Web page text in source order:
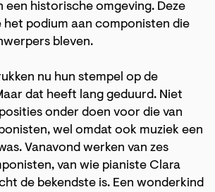
een historische omgeving. Deze
het podium aan componisten die
bleven.
nu hun stempel op de
dat heeft lang geduurd. Niet
onder doen voor die van
wel omdat ook muziek een
Vanavond werken van zes
van wie pianiste Clara
de bekendste is. Een wonderkind